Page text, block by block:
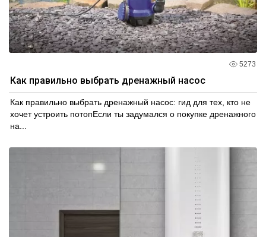
5273
Как правильно выбрать дренажный насос
Как правильно выбрать дренажный насос: гид для тех, кто не
хочет устроить потопЕсли ты задумался о покупке дренажного
на...